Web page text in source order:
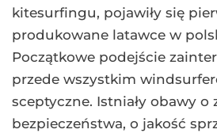
kitesurfingu, pojawiły się
produkowane latawce w
Początkowe podejście
przede wszystkim
sceptyczne. Istniały obawy o
bezpieczeństwa, o jakość